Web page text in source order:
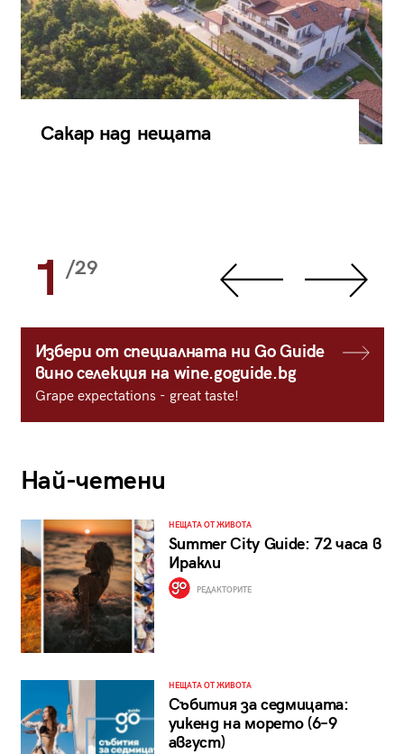
Сакар над нещата
1 /29
Избери от специалната ни Go Guide
вино селекция на wine.goguide.bg
Grape expectations - great taste!
Най-четени
НЕЩАТА ОТ ЖИВОТА
Summer City Guide: 72 часа в
Иракли
РЕДАКТОРИТЕ
НЕЩАТА ОТ ЖИВОТА
Събития за седмицата:
уикенд на морето (6–9
август)